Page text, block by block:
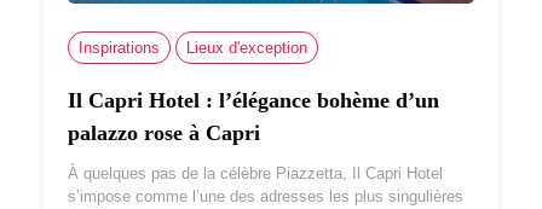
Inspirations Lieux d'exception
Il Capri Hotel : l’élégance bohème d’un
palazzo rose à Capri
À quelques pas de la célèbre Piazzetta, Il Capri Hotel
s’impose comme l’une des adresses les plus singulières